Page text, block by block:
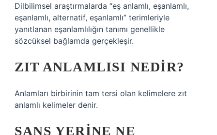
Dilbilimsel araştırmalarda “eş anlamlı, eşanlamlı,
eşanlamlı, alternatif, eşanlamlı” terimleriyle
yanıtlanan eşanlamlılığın tanımı genellikle
sözcüksel bağlamda gerçekleşir.
ZIT ANLAMLISI NEDIR?
Anlamları birbirinin tam tersi olan kelimelere zıt
anlamlı kelimeler denir.
ŞANS YERINE NE